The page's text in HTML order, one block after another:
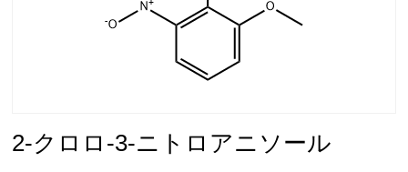
2-クロロ-3-ニトロアニソール